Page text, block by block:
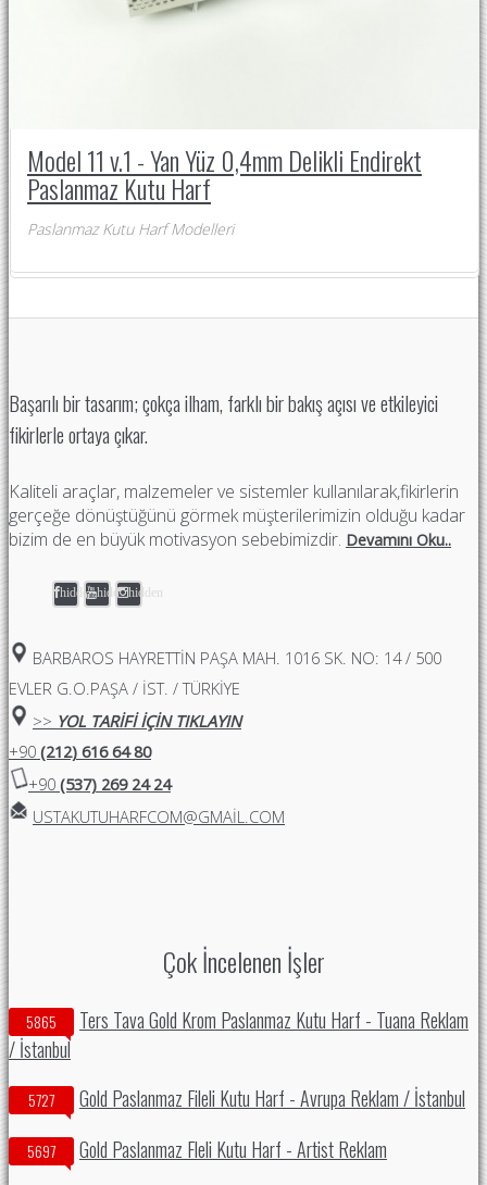
Model 11 v.1 - Yan Yüz 0,4mm Delikli Endirekt
Paslanmaz Kutu Harf
Paslanmaz Kutu Harf Modelleri
Başarılı bir tasarım; çokça ilham, farklı bir bakış açısı ve etkileyici
fikirlerle ortaya çıkar.
Kaliteli araçlar, malzemeler ve sistemler kullanılarak,fikirlerin
gerçeğe dönüştüğünü görmek müşterilerimizin olduğu kadar
bizim de en büyük motivasyon sebebimizdir. Devamını Oku..
hidden hiddenhidden
BARBAROS HAYRETTIN PAŞA MAH. 1016 SK. NO: 14 / 500
EVLER G.O.PAŞA / İST. / TÜRKİYE
>> YOL TARİFİ İÇİN TIKLAYIN
+90 (212) 616 64 80
+90 (537) 269 24 24
USTAKUTUHARFCOM@GMAIL.COM
Çok İncelenen İşler
5865
Ters Tava Gold Krom Paslanmaz Kutu Harf - Tuana Reklam
/ İstanbul
5727 Gold Paslanmaz Fileli Kutu Harf - Avrupa Reklam / İstanbul
5697 Gold Paslanmaz Fleli Kutu Harf - Artist Reklam